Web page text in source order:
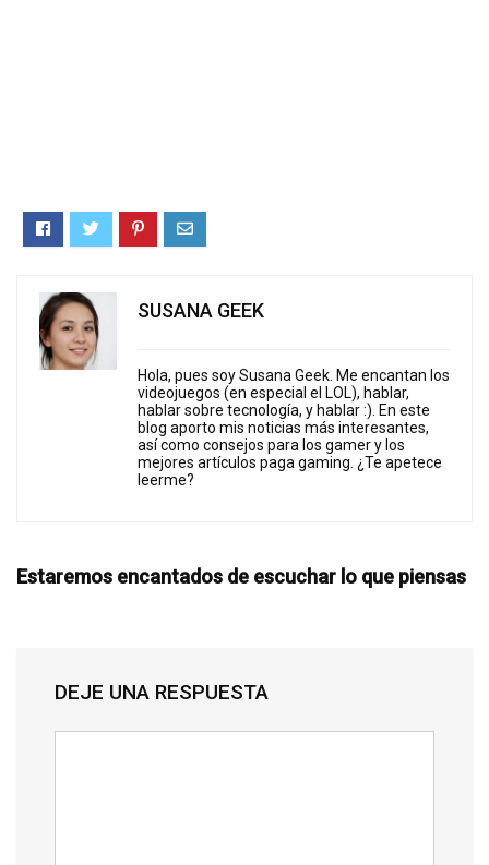
SUSANA GEEK
Hola, pues soy Susana Geek. Me encantan los
videojuegos (en especial el LOL), hablar,
hablar sobre tecnología, y hablar :). En este
blog aporto mis noticias más interesantes,
así como consejos para los gamer y los
mejores artículos paga gaming. ¿Te apetece
leerme?
Estaremos encantados de escuchar lo que piensas
DEJE UNA RESPUESTA